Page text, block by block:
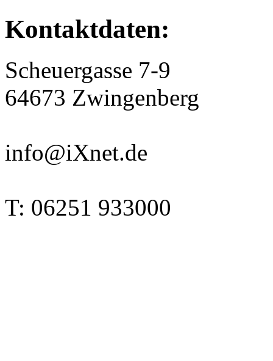
Kontaktdaten:
Scheuergasse 7-9
64673 Zwingenberg
info@iXnet.de
T: 06251 933000